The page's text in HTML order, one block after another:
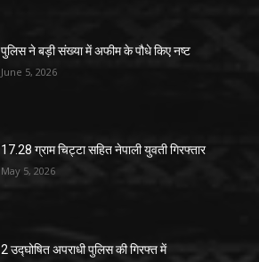
पुलिस ने बड़ी संख्या में अफीम के पौधे किए नष्ट
June 5, 2026
17.28 ग्राम चिट्टा सहित नेपाली युवती गिरफ्तार
May 5, 2026
2 उद्घोषित अपराधी पुलिस की गिरफ्त में